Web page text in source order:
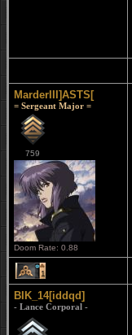
MarderIII]ASTS[
= Sergeant Major =
759
Doom Rate: 0.88
1
BIK_14[iddqd]
- Lance Corporal -